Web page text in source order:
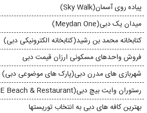
پیاده روی آسمان(Sky Walk)
میدان یک دبی(Meydan One)
کتابخانه محمد بن رشید(کتابخانه الکترونیکی دبی)
فروش واحدهای مسکونی ارزان قیمت دبی
شهربازی های مدرن دبی(پارک های موضوعی دبی)
رستوران وایت بیچ دبی(WHITE Beach & Restaurant)
بهترین کافه های دبی به انتخاب توریستها